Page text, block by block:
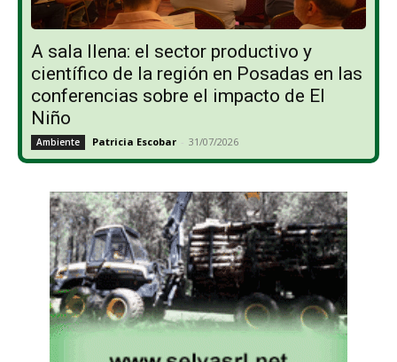
A sala llena: el sector productivo y
científico de la región en Posadas en las
conferencias sobre el impacto de El
Niño
Ambiente Patricia Escobar - 31/07/2026